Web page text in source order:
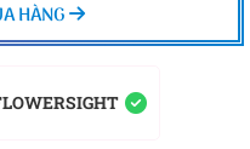
HÀNG